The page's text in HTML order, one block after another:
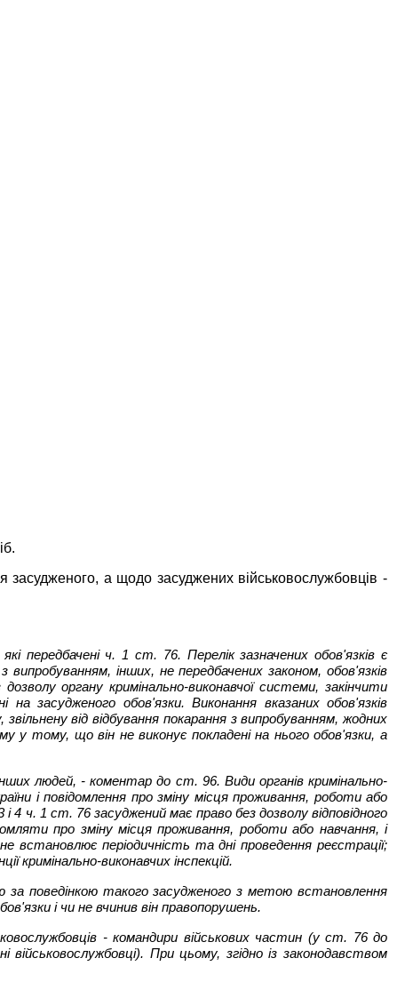
засудженого, а щодо засуджених військовослужбовців -
передбачені ч. 1 ст. 76. Перелік зазначених обов'язків є
інших, не передбачених законом, обов'язків
органу кримінально-виконавчої системи, закінчити
засудженого обов'язки. Виконання вказаних обов'язків
від відбування покарання з випробуванням, жодних
тому, що він не виконує покладені на нього обов'язки, а
людей, - коментар до ст. 96. Види органів кримінально-
і повідомлення про зміну місця проживання, роботи або
4 ч. 1 ст. 76 засуджений має право без дозволу відповідного
про зміну місця проживання, роботи або навчання, і
встановлює періодичність та дні проведення реєстрації;
кримінально-виконавчих інспекцій.
за поведінкою такого засудженого з метою встановлення
і чи не вчинив він правопорушень.
- командири військових частин (у ст. 76 до
При цьому, згідно із законодавством